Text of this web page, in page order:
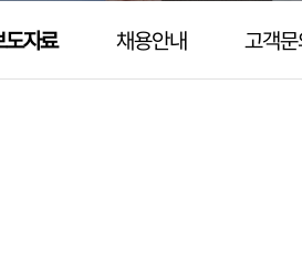
도자료 채용안내 고객문